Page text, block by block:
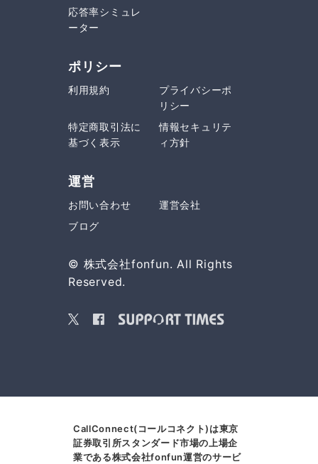
応答率シミュレ
ーター
ポリシー
利用規約
プライバシーポ
リシー
特定商取引法に
基づく表示
情報セキュリテ
ィ方針
運営
お問い合わせ
運営会社
ブログ
© 株式会社fonfun. All Rights
Reserved.
CallConnect(コールコネクト)は東京
証券取引所スタンダード市場の上場企
業である株式会社fonfun運営のサービ